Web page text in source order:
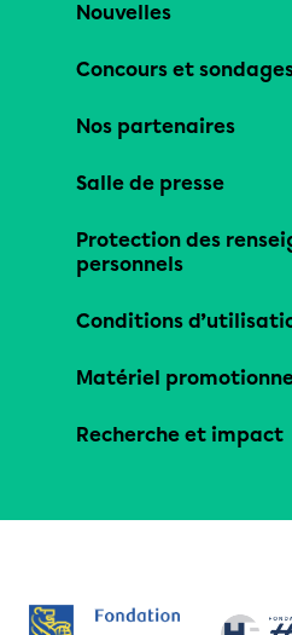
Nouvelles
Concours et
Nos partenaires
Salle de presse
Protection des
personnels
Conditions
Matériel
Recherche et impact